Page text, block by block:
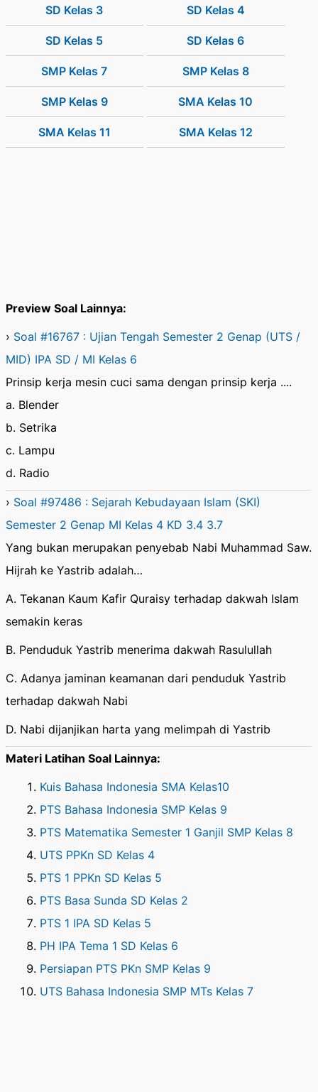
SD Kelas 3 SD Kelas 4
SD Kelas 5 SD Kelas 6
SMP Kelas 7 SMP Kelas 8
SMP Kelas 9 SMA Kelas 10
SMA Kelas 11 SMA Kelas 12
Preview Soal Lainnya:
› Soal #16767 : Ujian Tengah Semester 2 Genap (UTS /
MID) IPA SD / MI Kelas 6
Prinsip kerja mesin cuci sama dengan prinsip kerja ....
a. Blender
b. Setrika
c. Lampu
d. Radio
› Soal #97486 : Sejarah Kebudayaan Islam (SKI)
Semester 2 Genap MI Kelas 4 KD 3.4 3.7
Yang bukan merupakan penyebab Nabi Muhammad Saw.
Hijrah ke Yastrib adalah…
A. Tekanan Kaum Kafir Quraisy terhadap dakwah Islam
semakin keras
B. Penduduk Yastrib menerima dakwah Rasulullah
C. Adanya jaminan keamanan dari penduduk Yastrib
terhadap dakwah Nabi
D. Nabi dijanjikan harta yang melimpah di Yastrib
Materi Latihan Soal Lainnya:
Kuis Bahasa Indonesia SMA Kelas10
PTS Bahasa Indonesia SMP Kelas 9
PTS Matematika Semester 1 Ganjil SMP Kelas 8
UTS PPKn SD Kelas 4
PTS 1 PPKn SD Kelas 5
PTS Basa Sunda SD Kelas 2
PTS 1 IPA SD Kelas 5
PH IPA Tema 1 SD Kelas 6
Persiapan PTS PKn SMP Kelas 9
UTS Bahasa Indonesia SMP MTs Kelas 7